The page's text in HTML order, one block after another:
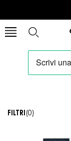
FILTRI (0)